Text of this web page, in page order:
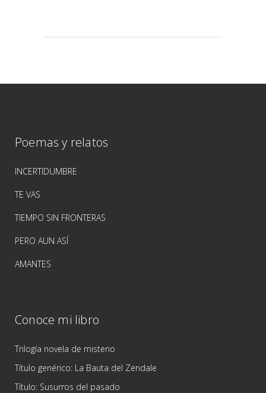
Poemas y relatos
INCERTIDUMBRE
TE VAS
TIEMPO SIN FRONTERAS
PERO AUN ASÍ
AMANTES
Conoce mi libro
Trilogía novela de misterio
Título genérico: La Bauta del Zendale
Título: Susurros del pasado